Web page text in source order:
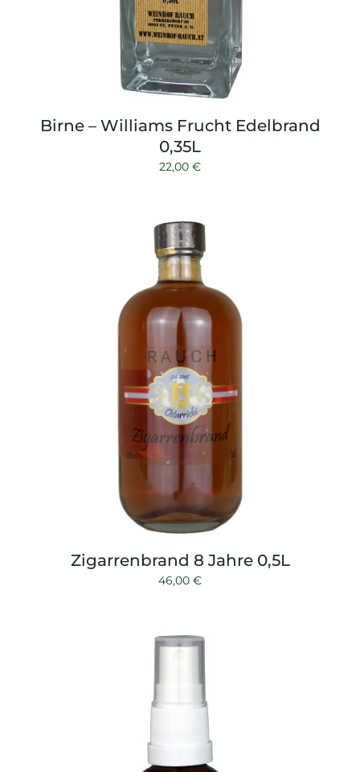
Birne – Williams Frucht Edelbrand
0,35L
22,00 €
Zigarrenbrand 8 Jahre 0,5L
46,00 €